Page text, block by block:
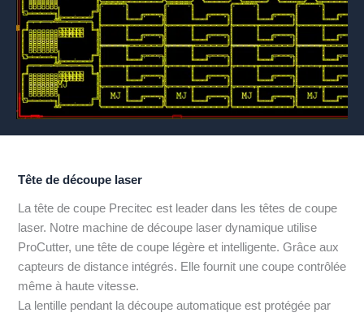
Tête de découpe laser
La tête de coupe Precitec est leader dans les têtes de coupe
laser. Notre machine de découpe laser dynamique utilise
ProCutter, une tête de coupe légère et intelligente. Grâce aux
capteurs de distance intégrés. Elle fournit une coupe contrôlée
même à haute vitesse.
La lentille pendant la découpe automatique est protégée par